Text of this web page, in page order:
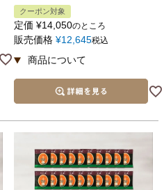
クーポン対象
定価 ¥14,050のところ
販売価格 ¥12,645税込